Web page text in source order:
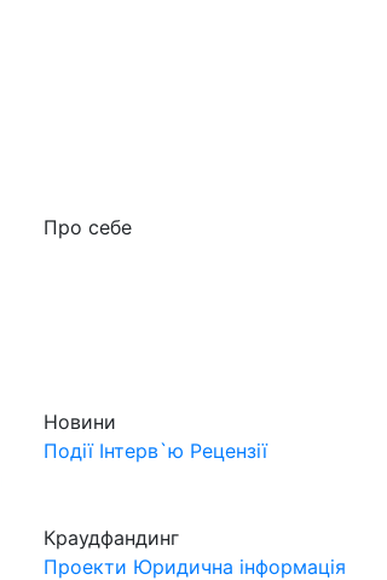
Про себе
Новини
Події Інтерв`ю Рецензії
Краудфандинг
Проекти Юридична інформація